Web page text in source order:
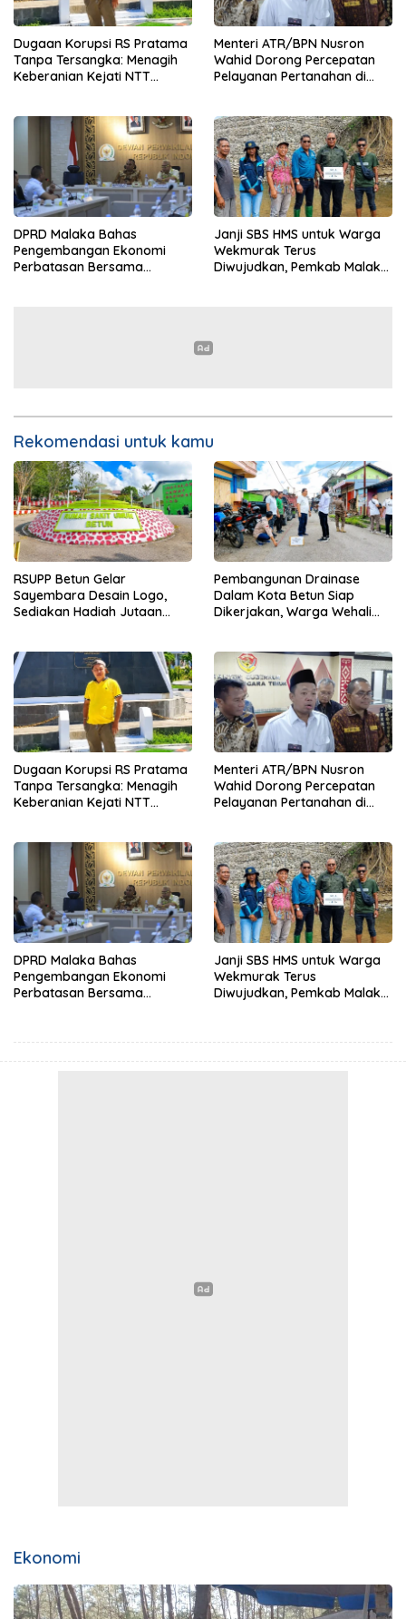
Dugaan Korupsi RS Pratama
Tanpa Tersangka: Menagih
Keberanian Kejati NTT
Menteri ATR/BPN Nusron
Wahid Dorong Percepatan
Pelayanan Pertanahan di
DPRD Malaka Bahas
Pengembangan Ekonomi
Perbatasan Bersama
Janji SBS HMS untuk Warga
Wekmurak Terus
Diwujudkan, Pemkab Malaka
Rekomendasi untuk kamu
RSUPP Betun Gelar
Sayembara Desain Logo,
Sediakan Hadiah Jutaan
Pembangunan Drainase
Dalam Kota Betun Siap
Dikerjakan, Warga Wehali
Dugaan Korupsi RS Pratama
Tanpa Tersangka: Menagih
Keberanian Kejati NTT
Menteri ATR/BPN Nusron
Wahid Dorong Percepatan
Pelayanan Pertanahan di
DPRD Malaka Bahas
Pengembangan Ekonomi
Perbatasan Bersama
Janji SBS HMS untuk Warga
Wekmurak Terus
Diwujudkan, Pemkab Malaka
Ekonomi